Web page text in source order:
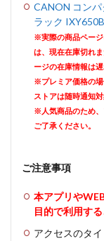
CANON コン
ラック
※実際の商品ペー
は、現在在庫切れ
ージの在庫情報は
※プレミア価格の
ストアは随時通知
※人気商品のため
ご了承ください。
ご注意事項
本アプリや
目的で利用す
アクセスのタ